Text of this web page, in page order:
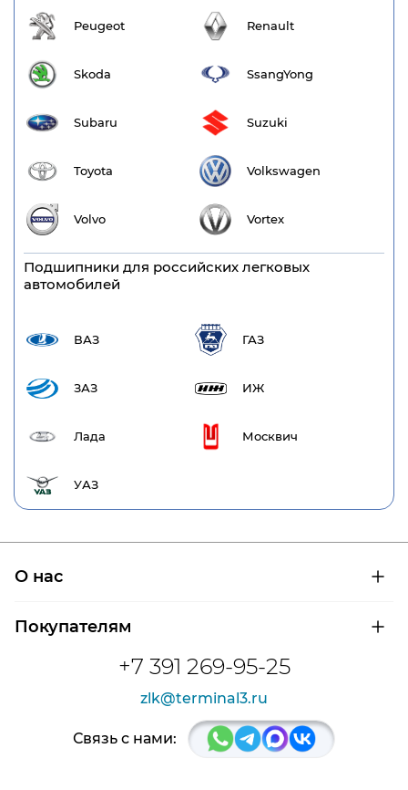
Peugeot Renault
Skoda SsangYong
Subaru Suzuki
Toyota Volkswagen
Volvo Vortex
Подшипники для российских легковых
автомобилей
ВАЗ ГАЗ
ЗАЗ ИЖ
Лада Москвич
УАЗ
+7 391 269-95-25
zlk@terminal3.ru
О нас
Сертификаты на продукцию
Покупателям
Доставка и оплата
Расшифровка маркировки подшипников
Связь с нами: